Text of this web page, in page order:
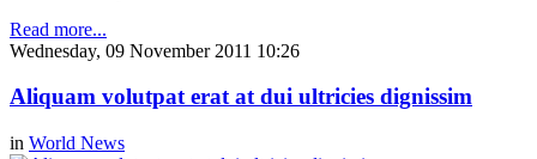
Read more...
Wednesday, 09 November 2011 10:26
Aliquam volutpat erat at dui ultricies dignissim
in World News